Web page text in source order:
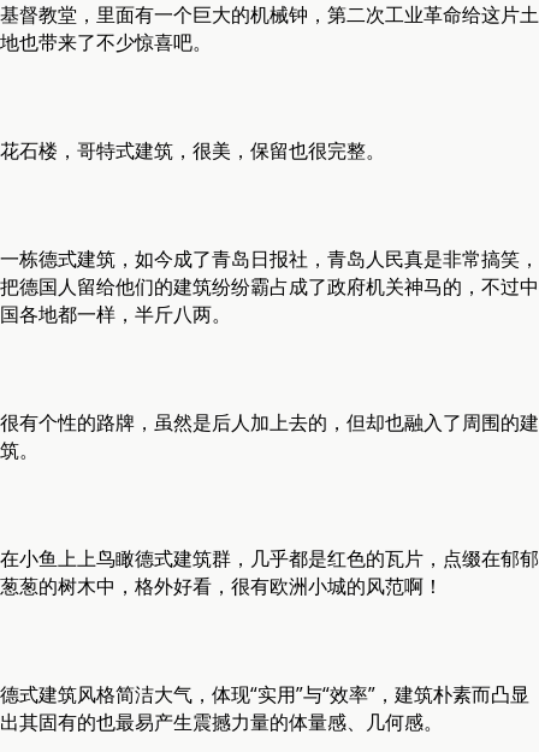
基督教堂，里面有一个巨大的机械钟，第二次工业革命给这片土
地也带来了不少惊喜吧。
花石楼，哥特式建筑，很美，保留也很完整。
一栋德式建筑，如今成了青岛日报社，青岛人民真是非常搞笑，
把德国人留给他们的建筑纷纷霸占成了政府机关神马的，不过中
国各地都一样，半斤八两。
很有个性的路牌，虽然是后人加上去的，但却也融入了周围的建
筑。
在小鱼上上鸟瞰德式建筑群，几乎都是红色的瓦片，点缀在郁郁
葱葱的树木中，格外好看，很有欧洲小城的风范啊！
德式建筑风格简洁大气，体现“实用”与“效率”，建筑朴素而凸显
出其固有的也最易产生震撼力量的体量感、几何感。